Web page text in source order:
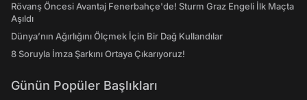
Rövanş Öncesi Avantaj Fenerbahçe'de! Sturm Graz Engeli İlk Maçta
Aşıldı
Dünya’nın Ağırlığını Ölçmek İçin Bir Dağ Kullandılar
8 Soruyla İmza Şarkını Ortaya Çıkarıyoruz!
Günün Popüler Başlıkları